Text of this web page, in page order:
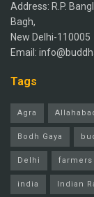
Address: R.P.
Bagh,
New Delhi-110005
Email:
Tags
Agra
Bodh Gaya
Delhi farmers
india Indian